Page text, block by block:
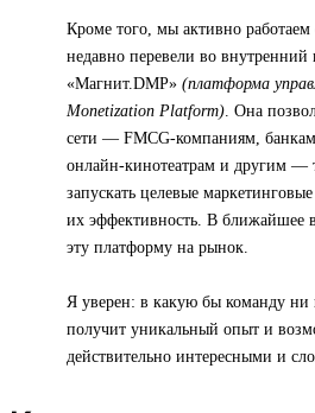
Кроме того, мы активно
недавно перевели во
«Магнит.DMP» (платформа
Monetization Platform). Она
сети — FMCG-компаниям,
онлайн-кинотеатрам и другим —
запускать целевые
их эффективность. В ближайшее
эту платформу на рынок.
Я уверен: в какую бы команду ни
получит уникальный опыт и
действительно интересными и